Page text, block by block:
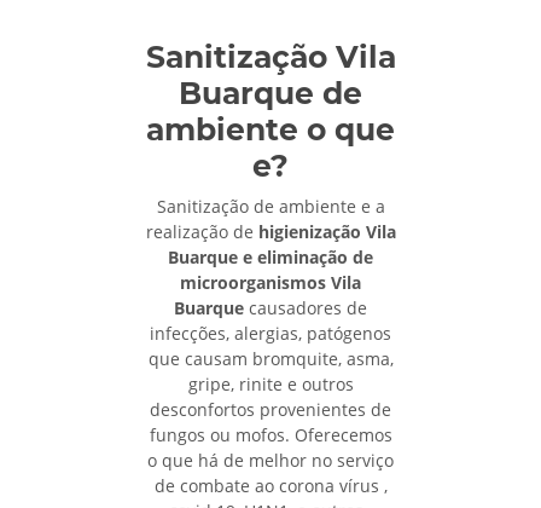
Sanitização Vila
Buarque de
ambiente o que
e?
Sanitização de ambiente e a
realização de higienização Vila
Buarque e eliminação de
microorganismos Vila
Buarque causadores de
infecções, alergias, patógenos
que causam bromquite, asma,
gripe, rinite e outros
desconfortos provenientes de
fungos ou mofos. Oferecemos
o que há de melhor no serviço
de combate ao corona vírus ,